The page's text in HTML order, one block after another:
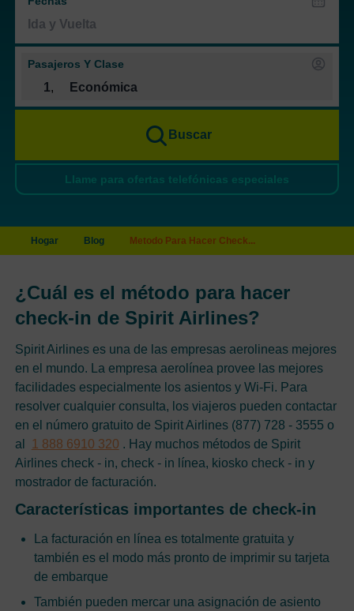
Pasajeros Y Clase
1, Económica
Buscar
Llame para ofertas telefónicas especiales
Hogar Blog Metodo Para Hacer Check...
¿Cuál es el método para hacer
check-in de Spirit Airlines?
Spirit Airlines es una de las empresas aerolineas mejores
en el mundo. La empresa aerolínea provee las mejores
facilidades especialmente los asientos y Wi-Fi. Para
resolver cualquier consulta, los viajeros pueden contactar
en el número gratuito de Spirit Airlines (877) 728 - 3555 o
al
1 888 6910 320 . Hay muchos métodos de Spirit
Airlines check - in, check - in línea, kiosko check - in y
mostrador de facturación.
Características importantes de check-in
La facturación en línea es totalmente gratuita y
también es el modo más pronto de imprimir su tarjeta
de embarque
También pueden mercar una asignación de asiento